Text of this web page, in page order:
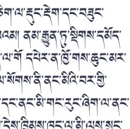
ནམ་རྒྱུན་ཏུ་སྡིགས་དམོད་
དཔེར་ན་ཁྱོ་གས་ཆུང་མར་